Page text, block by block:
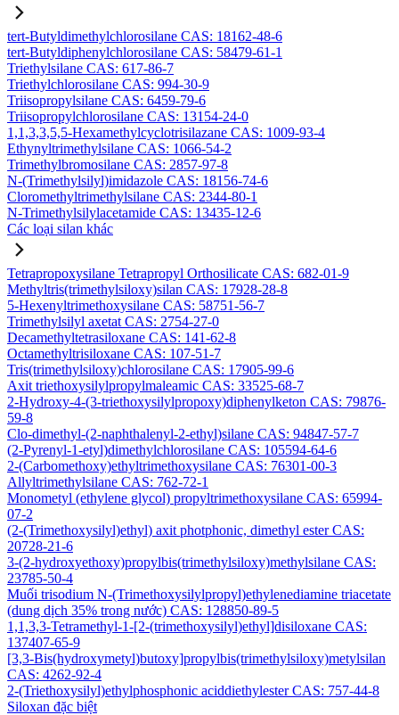
tert-Butyldimethylchlorosilane CAS: 18162-48-6
tert-Butyldiphenylchlorosilane CAS: 58479-61-1
Triethylsilane CAS: 617-86-7
Triethylchlorosilane CAS: 994-30-9
Triisopropylsilane CAS: 6459-79-6
Triisopropylchlorosilane CAS: 13154-24-0
1,1,3,3,5,5-Hexamethylcyclotrisilazane CAS: 1009-93-4
Ethynyltrimethylsilane CAS: 1066-54-2
Trimethylbromosilane CAS: 2857-97-8
N-(Trimethylsilyl)imidazole CAS: 18156-74-6
Cloromethyltrimethylsilane CAS: 2344-80-1
N-Trimethylsilylacetamide CAS: 13435-12-6
Các loại silan khác
Tetrapropoxysilane Tetrapropyl Orthosilicate CAS: 682-01-9
Methyltris(trimethylsiloxy)silan CAS: 17928-28-8
5-Hexenyltrimethoxysilane CAS: 58751-56-7
Trimethylsilyl axetat CAS: 2754-27-0
Decamethyltetrasiloxane CAS: 141-62-8
Octamethyltrisiloxane CAS: 107-51-7
Tris(trimethylsiloxy)chlorosilane CAS: 17905-99-6
Axit triethoxysilylpropylmaleamic CAS: 33525-68-7
2-Hydroxy-4-(3-triethoxysilylpropoxy)diphenylketon CAS: 79876-
59-8
Clo-dimethyl-(2-naphthalenyl-2-ethyl)silane CAS: 94847-57-7
(2-Pyrenyl-1-etyl)dimethylchlorosilane CAS: 105594-64-6
2-(Carbomethoxy)ethyltrimethoxysilane CAS: 76301-00-3
Allyltrimethylsilane CAS: 762-72-1
Monometyl (ethylene glycol) propyltrimethoxysilane CAS: 65994-
07-2
(2-(Trimethoxysilyl)ethyl) axit photphonic, dimethyl ester CAS:
20728-21-6
3-(2-hydroxyethoxy)propylbis(trimethylsiloxy)methylsilane CAS:
23785-50-4
Muối trisodium N-(Trimethoxysilylpropyl)ethylenediamine triacetate
(dung dịch 35% trong nước) CAS: 128850-89-5
1,1,3,3-Tetramethyl-1-[2-(trimethoxysilyl)ethyl]disiloxane CAS:
137407-65-9
[3,3-Bis(hydroxymetyl)butoxy]propylbis(trimethylsiloxy)metylsilan
CAS: 4262-92-4
2-(Triethoxysilyl)ethylphosphonic aciddiethylester CAS: 757-44-8
Siloxan đặc biệt